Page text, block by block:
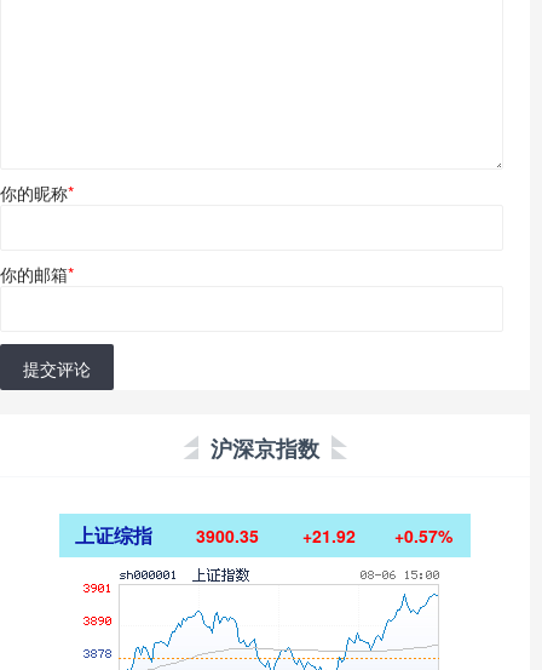
你的昵称*
你的邮箱*
提交评论
沪深京指数
上证综指 3900.35 +21.92 +0.57%